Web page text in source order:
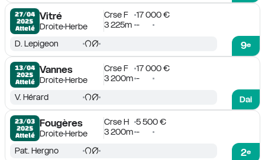
27/04
2025
Attelé
Vitré
DroiteHerbe
Crse F
17 000 €
3 225m -
9e
D. Lepigeon
13/04
2025
Attelé
Vannes
DroiteHerbe
Crse F
17 000 €
3 200m -
Dai
V. Hérard
23/03
2025
Attelé
Fougères
DroiteHerbe
Crse H
5 500 €
3 200m -
2e
Pat. Hergno